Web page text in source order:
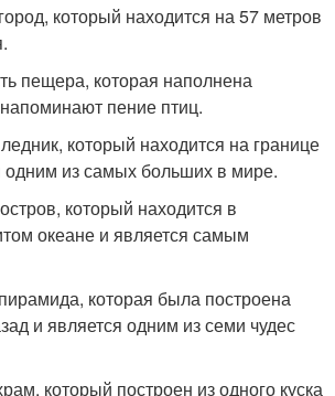
который находится на 57 метров
пещера, которая наполнена
пение птиц.
который находится на границе
из самых больших в мире.
который находится в
океане и является самым
которая была построена
и является одним из семи чудес
который построен из одного куска